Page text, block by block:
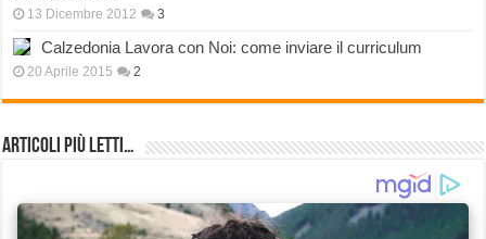
13 Dicembre 2012 3
Calzedonia Lavora con Noi: come inviare il curriculum
20 Aprile 2015 2
Articoli più Letti…